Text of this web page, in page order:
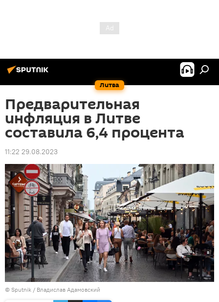
Литва
Предварительная
инфляция в Литве
составила 6,4 процента
11:22 29.08.2023
© Sputnik / Владислав Адамовский